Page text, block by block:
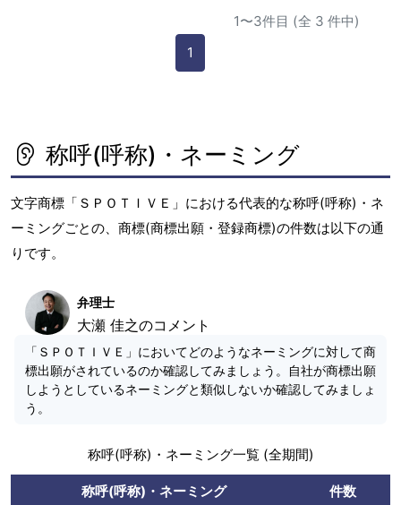
1〜3件目 (全 3 件中)
1
称呼(呼称)・ネーミング
文字商標「ＳＰＯＴＩＶＥ」における代表的な称呼(呼称)・ネ
ーミングごとの、商標(商標出願・登録商標)の件数は以下の通
りです。
弁理士
大瀬 佳之のコメント
「ＳＰＯＴＩＶＥ」においてどのようなネーミングに対して商
標出願がされているのか確認してみましょう。自社が商標出願
しようとしているネーミングと類似しないか確認してみましょ
う。
称呼(呼称)・ネーミング一覧 (全期間)
称呼(呼称)・ネーミング 件数